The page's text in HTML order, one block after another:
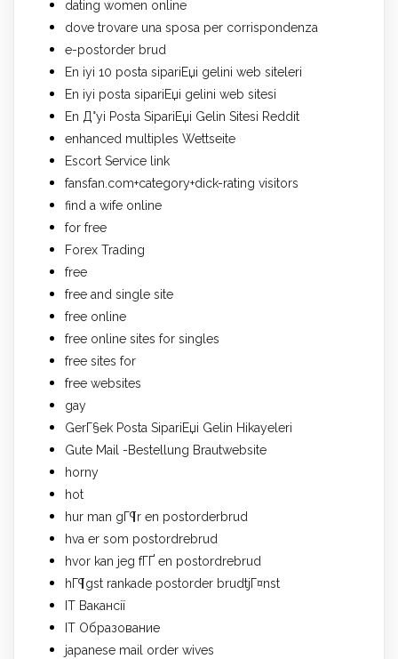
dating women online
dove trovare una sposa per corrispondenza
e-postorder brud
En iyi 10 posta sipariЕџi gelini web siteleri
En iyi posta sipariЕџi gelini web sitesi
En Д°yi Posta SipariЕџi Gelin Sitesi Reddit
enhanced multiples Wettseite
Escort Service link
fansfan.com+category+dick-rating visitors
find a wife online
for free
Forex Trading
free
free and single site
free online
free online sites for singles
free sites for
free websites
gay
GerГ§ek Posta SipariЕџi Gelin Hikayeleri
Gute Mail -Bestellung Brautwebsite
horny
hot
hur man gГ¶r en postorderbrud
hva er som postordrebrud
hvor kan jeg fГҐ en postordrebrud
hГ¶gst rankade postorder brudtjГ¤nst
IT Вакансії
IT Образование
japanese mail order wives